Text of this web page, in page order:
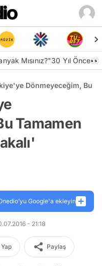
Mısınız?"30 Yıl Önce👀
Dönmeyeceğim, Bu
Tamamen
Google'a ekleyin
- 21:18
Paylaş